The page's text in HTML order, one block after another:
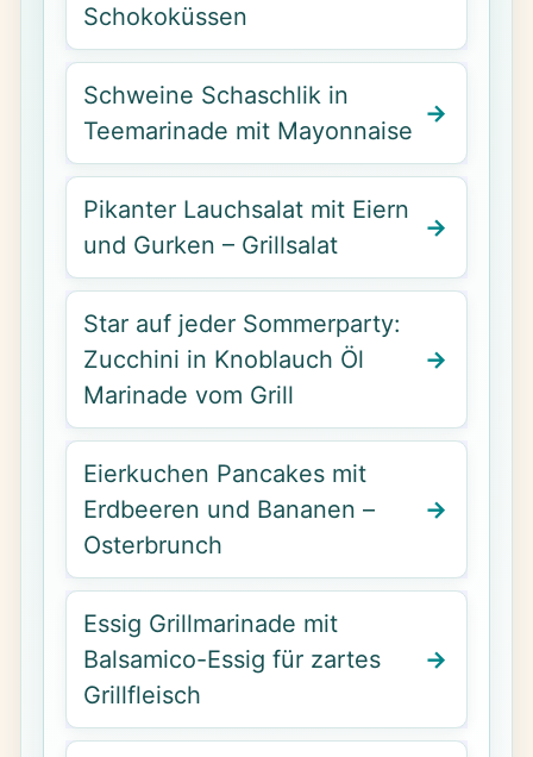
Schokoküssen
Schweine Schaschlik in
Teemarinade mit Mayonnaise
Pikanter Lauchsalat mit Eiern
und Gurken – Grillsalat
Star auf jeder Sommerparty:
Zucchini in Knoblauch Öl
Marinade vom Grill
Eierkuchen Pancakes mit
Erdbeeren und Bananen –
Osterbrunch
Essig Grillmarinade mit
Balsamico-Essig für zartes
Grillfleisch